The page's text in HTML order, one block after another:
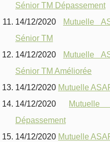
Sénior TM Dépassement
14/12/2020
Mutuelle
Sénior TM
14/12/2020
Mutuelle
Sénior TM Améliorée
14/12/2020 Mutuelle
14/12/2020
Dépassement
14/12/2020 Mutuelle